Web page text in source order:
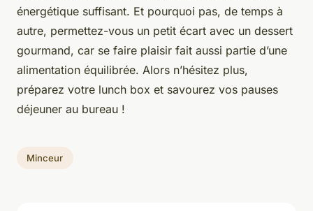
énergétique suffisant. Et pourquoi pas, de temps à
autre, permettez-vous un petit écart avec un dessert
gourmand, car se faire plaisir fait aussi partie d’une
alimentation équilibrée. Alors n’hésitez plus,
préparez votre lunch box et savourez vos pauses
déjeuner au bureau !
Minceur